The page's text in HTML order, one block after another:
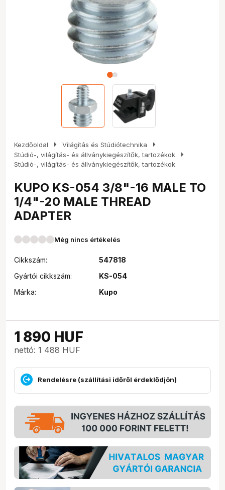
Kezdőoldal arrow_right Világítás és Stúdiótechnika arrow_right
Stúdió-, világítás- és állványkiegészítők, tartozékok arrow_right
Stúdió-, világítás- és állványkiegészítők, tartozékok
KUPO KS-054 3/8"-16 MALE TO
1/4"-20 MALE THREAD
ADAPTER
Még nincs értékelés
Cikkszám:
547818
Gyártói cikkszám:
KS-054
Márka:
Kupo
1 890 HUF
nettó: 1 488 HUF
Rendelésre (szállítási időről érdeklődjön)